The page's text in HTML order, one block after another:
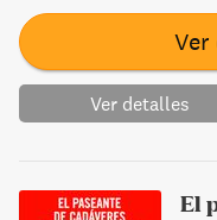
Ver
Ver detalles
El